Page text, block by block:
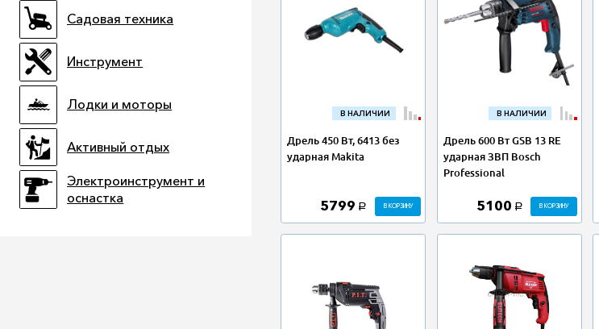
Садовая техника
Инструмент
Лодки и моторы
Активный отдых
Электроинструмент и
оснастка
В НАЛИЧИИ
Дрель 450 Вт, 6413 без
ударная Makita
5799 a В КОРЗИНУ
В НАЛИЧИИ
Дрель 600 Вт GSB 13 RE
ударная ЗВП Bosch
Professional
5100 a В КОРЗИНУ